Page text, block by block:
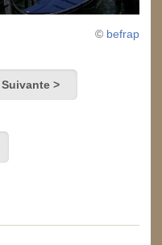
© befrap
Suivante >